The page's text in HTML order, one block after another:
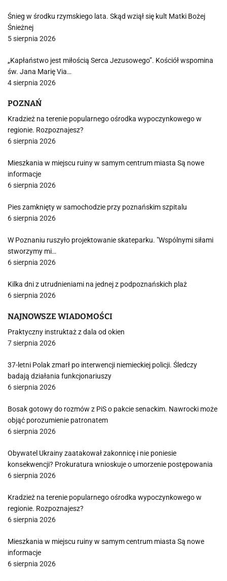
Śnieg w środku rzymskiego lata. Skąd wziął się kult Matki Bożej
Śnieżnej
5 sierpnia 2026
„Kapłaństwo jest miłością Serca Jezusowego”. Kościół wspomina
św. Jana Marię Via…
4 sierpnia 2026
POZNAŃ
Kradzież na terenie popularnego ośrodka wypoczynkowego w
regionie. Rozpoznajesz?
6 sierpnia 2026
Mieszkania w miejscu ruiny w samym centrum miasta Są nowe
informacje
6 sierpnia 2026
Pies zamknięty w samochodzie przy poznańskim szpitalu
6 sierpnia 2026
W Poznaniu ruszyło projektowanie skateparku. "Wspólnymi siłami
stworzymy mi…
6 sierpnia 2026
Kilka dni z utrudnieniami na jednej z podpoznańskich plaż
6 sierpnia 2026
NAJNOWSZE WIADOMOŚCI
Praktyczny instruktaż z dala od okien
7 sierpnia 2026
37-letni Polak zmarł po interwencji niemieckiej policji. Śledczy
badają działania funkcjonariuszy
6 sierpnia 2026
Bosak gotowy do rozmów z PiS o pakcie senackim. Nawrocki może
objąć porozumienie patronatem
6 sierpnia 2026
Obywatel Ukrainy zaatakował zakonnicę i nie poniesie
konsekwencji? Prokuratura wnioskuje o umorzenie postępowania
6 sierpnia 2026
Kradzież na terenie popularnego ośrodka wypoczynkowego w
regionie. Rozpoznajesz?
6 sierpnia 2026
Mieszkania w miejscu ruiny w samym centrum miasta Są nowe
informacje
6 sierpnia 2026